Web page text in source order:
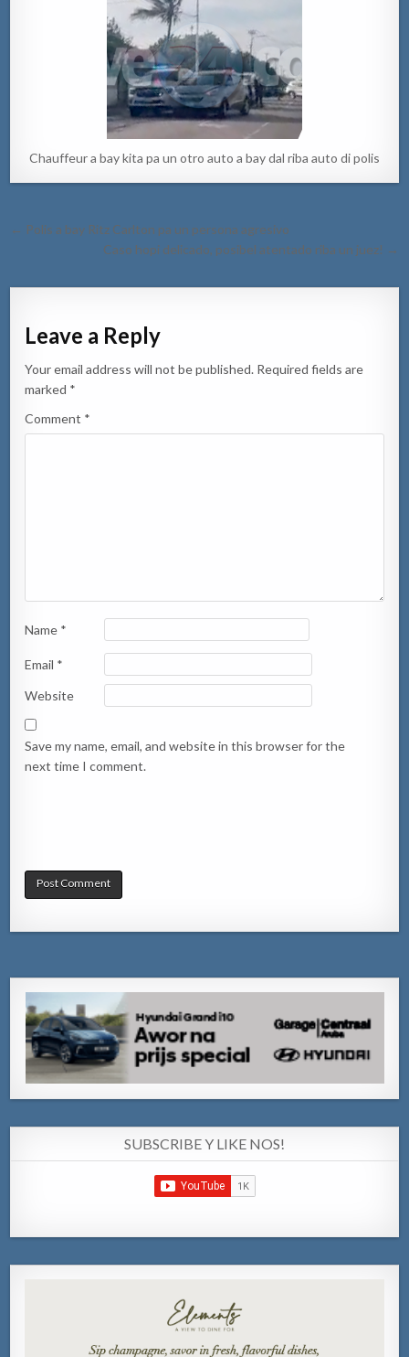
Chauffeur a bay kita pa un otro auto a bay dal riba auto di polis
Post
← Polis a bay Ritz Carlton pa un persona agresivo
Caso hopi delicado, posibel atentado riba un juez! →
Leave a Reply
Your email address will not be published. Required fields are
marked *
Comment *
Name *
Email *
Website
Save my name, email, and website in this browser for the
next time I comment.
SUBSCRIBE Y LIKE NOS!